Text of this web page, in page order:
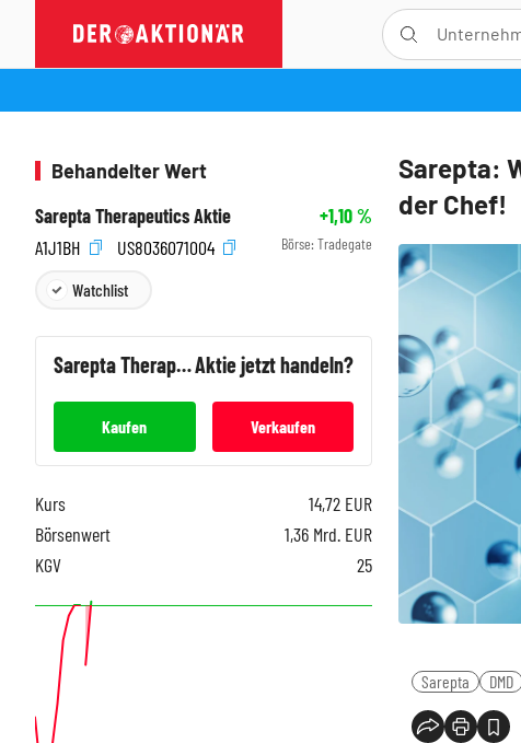
Sarepta:
der Chef!
Sarepta DMD
Behandelter Wert
Sarepta Therapeutics Aktie
+1,10%
A1J1BH
US8036071004 Börse: Tradegate
Watchlist
Sarepta TherapeuticsAktie jetzt handeln?
Kaufen Verkaufen
Kurs 14,72 EUR
Börsenwert
1,36 Mrd. EUR
KGV
25